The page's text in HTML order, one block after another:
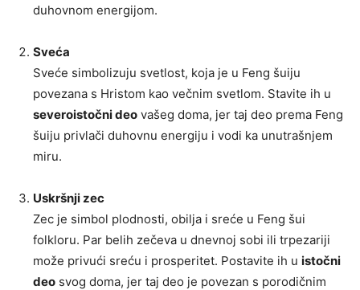
duhovnom energijom.
Sveća
Sveće simbolizuju svetlost, koja je u Feng šuiju
povezana s Hristom kao večnim svetlom. Stavite ih u
severoistočni deo vašeg doma, jer taj deo prema Feng
šuiju privlači duhovnu energiju i vodi ka unutrašnjem
miru.
Uskršnji zec
Zec je simbol plodnosti, obilja i sreće u Feng šui
folkloru. Par belih zečeva u dnevnoj sobi ili trpezariji
može privući sreću i prosperitet. Postavite ih u istočni
deo svog doma, jer taj deo je povezan s porodičnim